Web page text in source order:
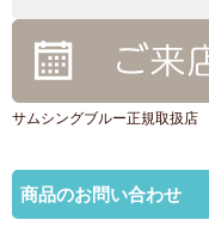
サムシングブルー正規取扱店
商品のお問い合わせ